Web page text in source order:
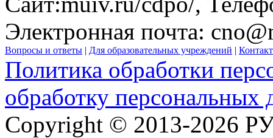
Электронная почта:
Вопросы и ответы | Для образовательных учреждений |
Политика обработки
обработку персональных
Copyright © 2013-2026